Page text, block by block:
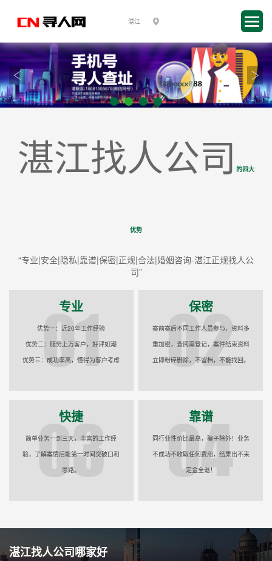
湛江找人公司 的四大
优势
“专业|安全|隐私|靠谱|保密|正规|合法|婚姻咨询-湛江正规找人公
司”
专业
优势一：近20年工作经验
优势二：服务上万客户，好评如潮
优势三：成功率高，懂得为客户考虑
保密
案前案后不同工作人员参与，资料多
重加密，查阅需登记，案件结束资料
立即粉碎删除，不留档，不能找回。
快捷
简单业务一到三天，丰富的工作经
验，了解案情后能第一时间突破口和
思路。
靠谱
同行业性价比最高，骗子除外！业务
不成功不收取任何费用，结果出不来
定金全退！
湛江找人公司哪家好